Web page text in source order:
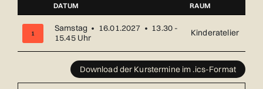
NUMMERDATUM RAUM
1
Samstag • 16.01.2027 • 13.30 -
15.45 Uhr
Kinderatelier
Download der Kurstermine im .ics-Format